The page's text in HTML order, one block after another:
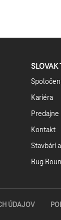
SLOVAK
Kariéra
Predajne
Kontakt
Stavbári
Bug
ÚDAJOV